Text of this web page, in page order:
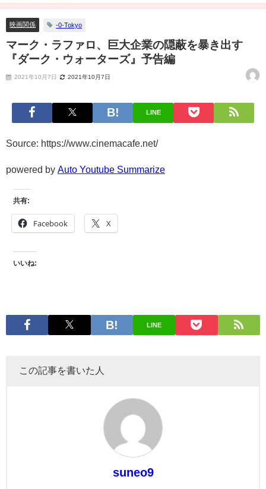
ウォーターズ』予告編
映画関係 -0-Tokyo
マーク・ラファロ、巨大企業の隠蔽を暴き出す
『ダーク・ウォーターズ』予告編
2021年10月7日 2021年10月7日
LINE
Source: https://www.cinemacafe.net/
powered by Auto Youtube Summarize
共有:
Facebook X
いいね:
LINE
この記事を書いた人
suneo9